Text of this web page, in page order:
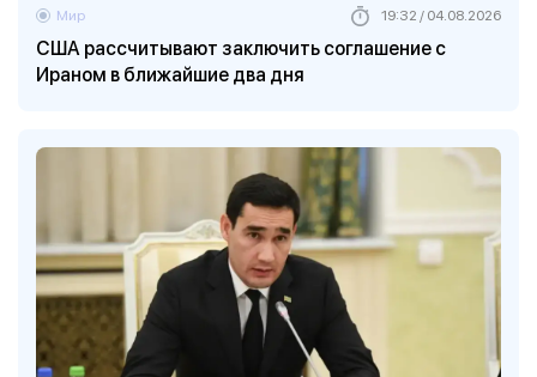
США рассчитывают заключить соглашение с
Ираном в ближайшие два дня
Мир 19:32 / 04.08.2026